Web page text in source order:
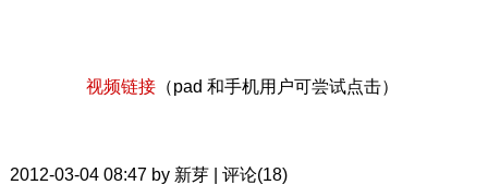
视频链接（pad 和手机用户可尝试点击）
2012-03-04 08:47 by 新芽 | 评论(18)